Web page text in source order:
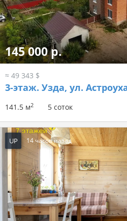
145 000 р.
≈ 49 343 $
3-этаж. Узда, ул.
141.5 м2 5 соток
UP 14 часов назад